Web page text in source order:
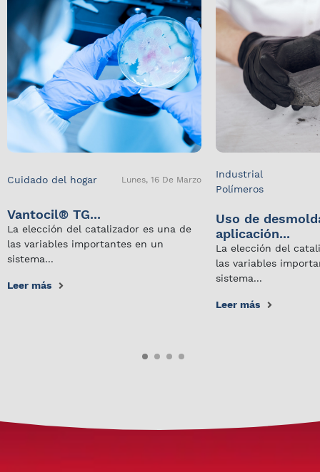
Cuidado del hogar Lunes, 16 De Marzo
Vantocil® TG...
La elección del catalizador es una de
las variables importantes en un
sistema...
Leer más
Industrial
Polímeros
Uso de
aplicación...
La elección del
las variables
sistema...
Leer más